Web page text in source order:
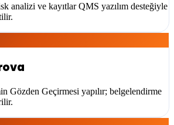
analizi ve kayıtlar QMS yazılım desteğiyle
Gözden Geçirmesi yapılır; belgelendirme